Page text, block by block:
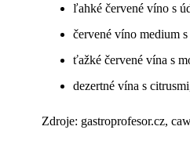
ľahké červené víno s
červené víno medium
ťažké červené vína s
dezertné vína s
Zdroje: gastroprofesor.cz,